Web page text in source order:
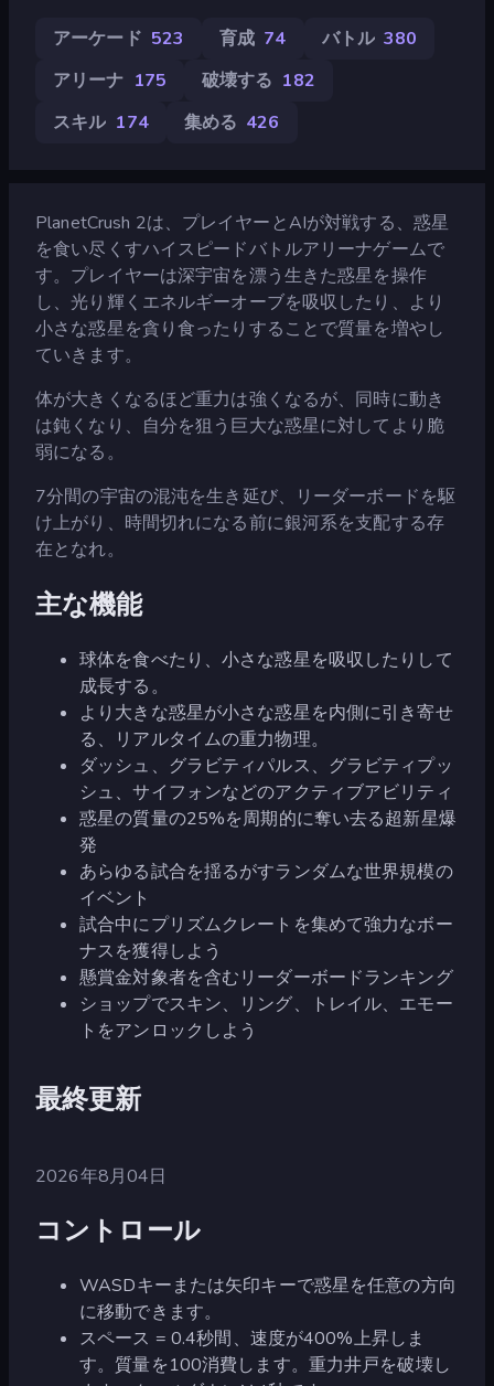
アーケード 523 育成 74 バトル 380
アリーナ 175 破壊する 182
スキル 174 集める 426
PlanetCrush 2は、プレイヤーとAIが対戦する、惑星
を食い尽くすハイスピードバトルアリーナゲームで
す。プレイヤーは深宇宙を漂う生きた惑星を操作
し、光り輝くエネルギーオーブを吸収したり、より
小さな惑星を貪り食ったりすることで質量を増やし
ていきます。
体が大きくなるほど重力は強くなるが、同時に動き
は鈍くなり、自分を狙う巨大な惑星に対してより脆
弱になる。
7分間の宇宙の混沌を生き延び、リーダーボードを駆
け上がり、時間切れになる前に銀河系を支配する存
在となれ。
主な機能
球体を食べたり、小さな惑星を吸収したりして
成長する。
より大きな惑星が小さな惑星を内側に引き寄せ
る、リアルタイムの重力物理。
ダッシュ、グラビティパルス、グラビティプッ
シュ、サイフォンなどのアクティブアビリティ
惑星の質量の25%を周期的に奪い去る超新星爆
発
あらゆる試合を揺るがすランダムな世界規模の
イベント
試合中にプリズムクレートを集めて強力なボー
ナスを獲得しよう
懸賞金対象者を含むリーダーボードランキング
ショップでスキン、リング、トレイル、エモー
トをアンロックしよう
最終更新
2026年8月04日
コントロール
WASDキーまたは矢印キーで惑星を任意の方向
に移動できます。
スペース = 0.4秒間、速度が400%上昇しま
す。質量を100消費します。重力井戸を破壊し